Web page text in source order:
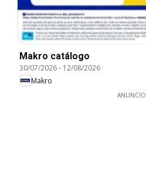
Makro catálogo
30/07/2026- 12/08/2026
Makro
ANUNCIO